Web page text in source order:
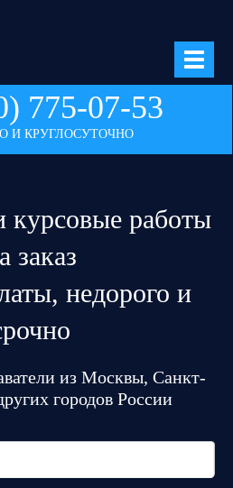
775-07-53
И КРУГЛОСУТОЧНО
работы
заказ
недорого и
из Москвы, Санкт-
городов России